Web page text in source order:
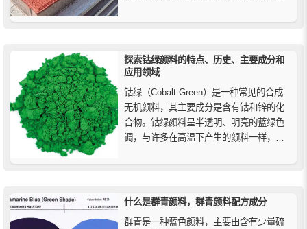
土、涂料、塑料、陶瓷等场景的具体用
探索钴绿颜料的特点、历史、主要成分和
应用领域
钴绿（Cobalt Green）是一种常见的合成
无机颜料，其主要成分是含有钴和锌的化
合物。钴绿颜料呈半透明、明亮的蓝绿色
调，与许多在高温下产生的颜料一样，钴
什么是群青颜料，群青颜料配方成分
群青是一种蓝色颜料，主要由含有少量硫